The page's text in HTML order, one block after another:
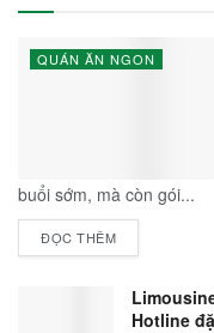
QUÁN ĂN NGON
buổi sớm, mà còn gói...
ĐỌC THÊM
Hotline